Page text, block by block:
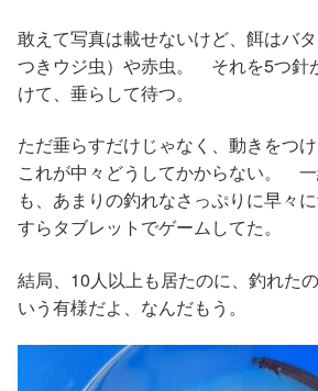
敢えて写真は載せないけど、餌はバ
つきウジ虫）や赤虫。 それを5つ針
けて、垂らして待つ。
ただ垂らすだけじゃなく、動きをつけ
これが中々どうしてかからない。
も、あまりの釣れなさっぷりに早々
すらタブレットでゲームしてた。
結局、10人以上も居たのに、釣れた
いう有様だよ、なんだもう。